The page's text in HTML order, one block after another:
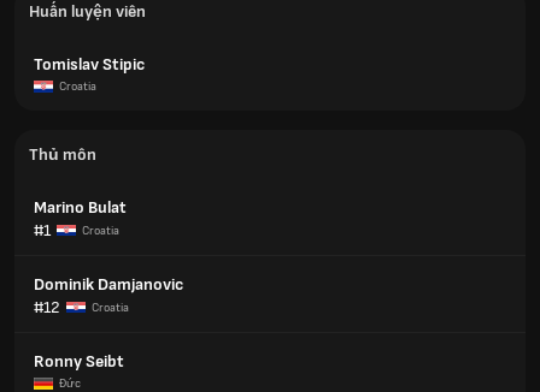
Huấn luyện viên
Tomislav Stipic
Croatia
Thủ môn
Marino Bulat
#1
Croatia
Dominik Damjanovic
#12
Croatia
Ronny Seibt
Đức